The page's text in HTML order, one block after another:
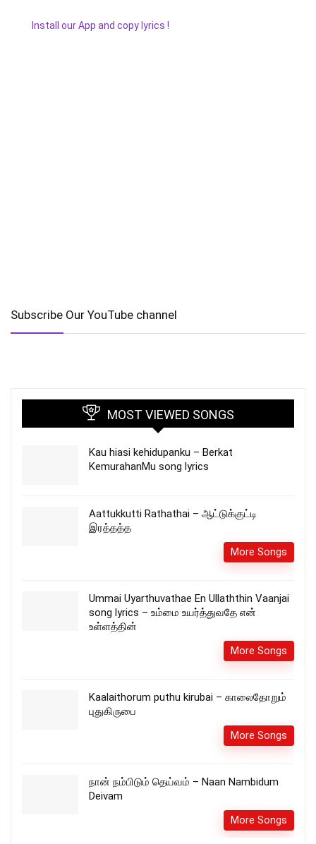
Install our App and copy lyrics !
Subscribe Our YouTube channel
MOST VIEWED SONGS
Kau hiasi kehidupanku – Berkat
KemurahanMu song lyrics
Aattukkutti Rathathai – ஆட்டுக்குட்டி
இரத்தத்த
More Songs
Ummai Uyarthuvathae En Ullaththin Vaanjai
song lyrics – உம்மை உயர்த்துவதே என்
உள்ளத்தின்
More Songs
Kaalaithorum puthu kirubai – காலைதோறும்
புதுகிருபை
More Songs
நான் நம்பிடும் தெய்வம் – Naan Nambidum
Deivam
More Songs